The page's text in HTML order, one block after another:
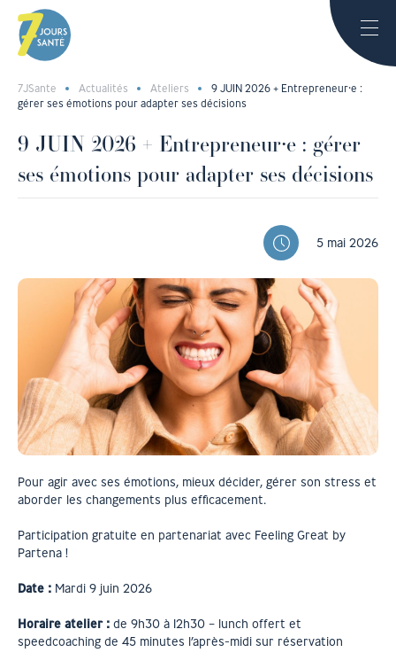
7JSante Actualités Ateliers
9 JUIN 2026 + Entrepreneur⸱e :
gérer ses émotions pour adapter ses décisions
9 JUIN 2026 + Entrepreneur⸱e : gérer
ses émotions pour adapter ses décisions
5 mai 2026
Pour agir avec ses émotions, mieux décider, gérer son stress et
aborder les changements plus efficacement.
Participation gratuite en partenariat avec Feeling Great by
Partena !
Date : Mardi 9 juin 2026
Horaire atelier : de 9h30 à 12h30 – lunch offert et
speedcoaching de 45 minutes l’après-midi sur réservation